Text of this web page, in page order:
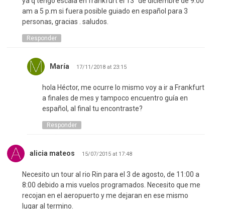
am a 5 p.m si fuera posible guiado en español para 3
personas, gracias . saludos.
Responder
María 17/11/2018 at 23:15
hola Héctor, me ocurre lo mismo voy a ir a Frankfurt
a finales de mes y tampoco encuentro guía en
español, al final tu encontraste?
Responder
alicia mateos 15/07/2015 at 17:48
Necesito un tour al rio Rin para el 3 de agosto, de 11:00 a
8:00 debido a mis vuelos programados. Necesito que me
recojan en el aeropuerto y me dejaran en ese mismo
lugar al termino.